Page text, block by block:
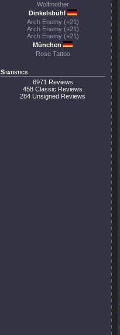
Wolfmother
Dinkelsbühl
Arch Enemy (+21)
Arch Enemy (+21)
Arch Enemy (+21)
München
Rose Tattoo
Statistics
6971 Reviews
458 Classic Reviews
284 Unsigned Reviews